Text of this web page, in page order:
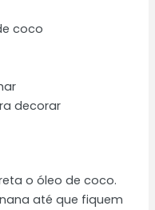
coco
decorar
o óleo de coco.
até que fiquem